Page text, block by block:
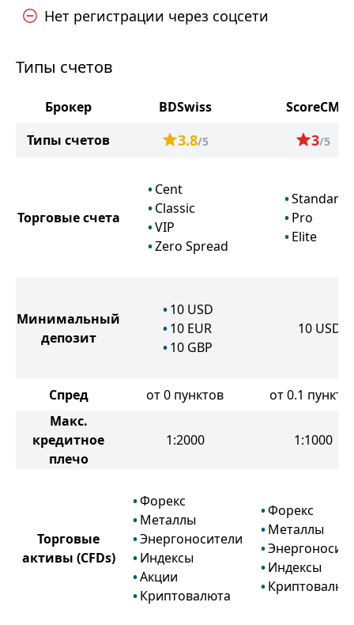
Нет регистрации через соцсети
Типы счетов
Брокер BDSwiss
ScoreCM
Типы счетов
3.8/5 3/5
Торговые счета
Cent
Classic
VIP
Zero Spread
Standard
Pro
Elite
Минимальный
депозит
10 USD
10 EUR
10 GBP
10 USD
Спред от 0 пунктов
от 0.1
Макс.
кредитное
плечо
1:2000 1:1000
Торговые
активы (CFDs)
Форекс
Металлы
Энергоносители
Индексы
Акции
Криптовалюта
Форекс
Металлы
Индексы